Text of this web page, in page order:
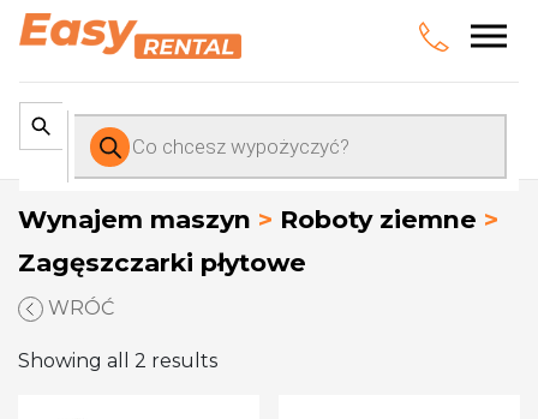
Wyszukiwarka
produktów
Wynajem maszyn > Roboty ziemne >
Zagęszczarki płytowe
WRÓĆ
Showing all 2 results